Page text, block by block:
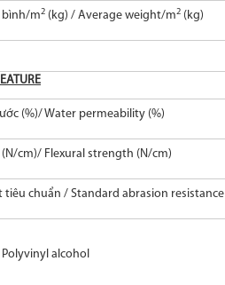
bình/m2 (kg) / Average weight/m2 (kg)
(%)/ Water permeability (%)
cm)/ Flexural strength (N/cm)
tiêu chuẩn / Standard abrasion resistance
alcohol